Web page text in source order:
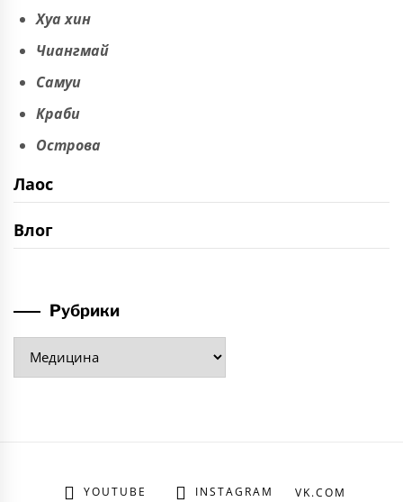
Хуа хин
Чиангмай
Самуи
Краби
Острова
Лаос
Влог
Рубрики
YOUTUBE INSTAGRAM VK.COM